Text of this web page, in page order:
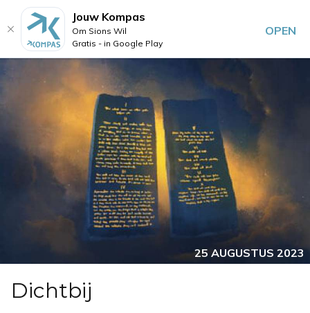
25 AUGUSTUS 2023
Dichtbij
Jouw Kompas
Om Sions Wil
Gratis - in Google Play
OPEN